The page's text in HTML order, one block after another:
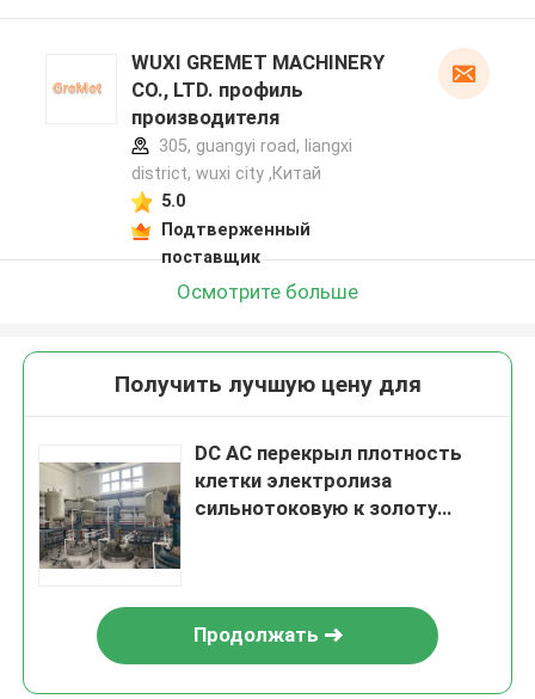
WUXI GREMET MACHINERY
CO., LTD. профиль
производителя
305, guangyi road, liangxi
district, wuxi city ,Китай
5.0
Подтверженный
поставщик
Осмотрите больше
Получить лучшую цену для
DC AC перекрыл плотность
клетки электролиза
сильнотоковую к золоту
Продолжать